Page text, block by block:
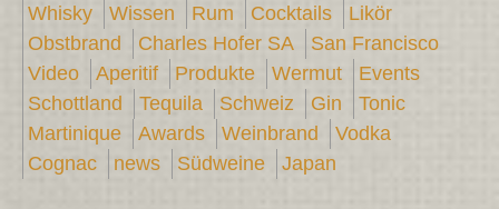
Whisky
Wissen Rum Cocktails
Likör
Obstbrand
Charles Hofer SA
San Francisco
Video
Aperitif Produkte Wermut
Events
Schottland
Tequila Schweiz Gin
Tonic
Martinique
Awards Weinbrand
Vodka
Cognac
news Südweine Japan